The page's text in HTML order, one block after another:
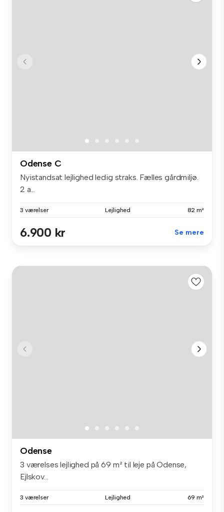
Odense C
Nyistandsat lejlighed ledig straks. Fælles gårdmiljø.
2 a...
3 værelser Lejlighed 82 m²
6.900 kr Se mere
Odense
3 værelses lejlighed på 69 m² til leje på Odense,
Ejlskov...
3 værelser Lejlighed 69 m²